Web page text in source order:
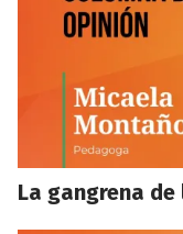
La gangrena